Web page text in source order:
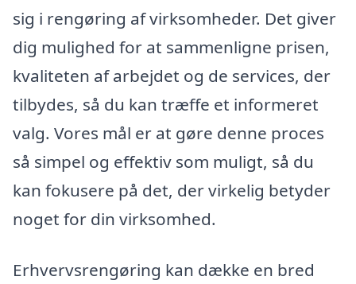
sig i rengøring af virksomheder. Det giver
dig mulighed for at sammenligne prisen,
kvaliteten af arbejdet og de services, der
tilbydes, så du kan træffe et informeret
valg. Vores mål er at gøre denne proces
så simpel og effektiv som muligt, så du
kan fokusere på det, der virkelig betyder
noget for din virksomhed.
Erhvervsrengøring kan dække en bred